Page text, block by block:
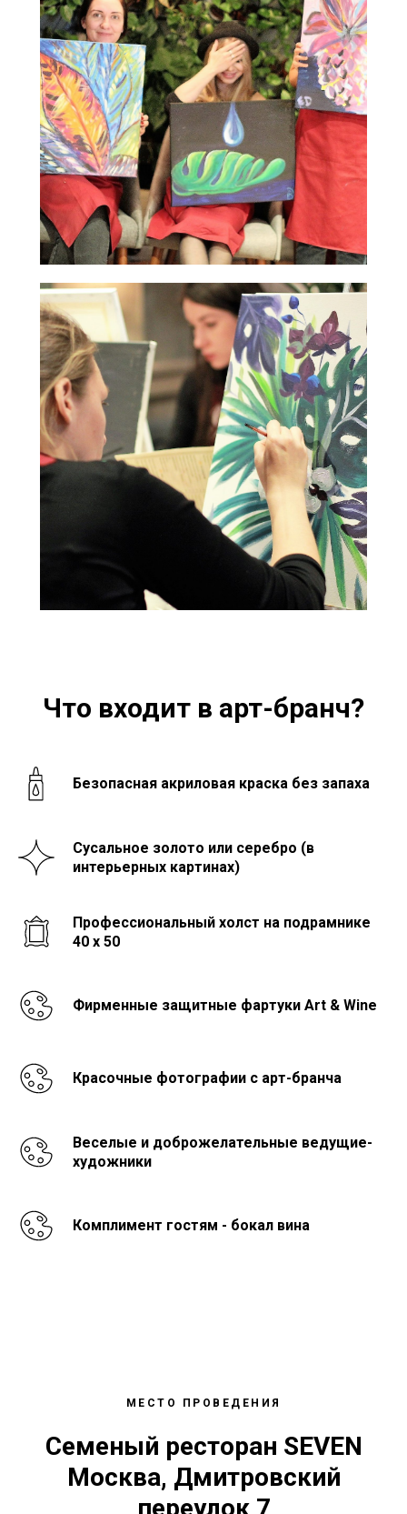
Что входит в арт-бранч?
Безопасная акриловая краска без запаха
Сусальное золото или серебро (в
интерьерных картинах)
Профессиональный холст на подрамнике
40 x 50
Фирменные защитные фартуки Art & Wine
Красочные фотографии с арт-бранча
Веселые и доброжелательные ведущие-
художники
Комплимент гостям - бокал вина
МЕСТО ПРОВЕДЕНИЯ
Семеный ресторан SEVEN
Москва, Дмитровский